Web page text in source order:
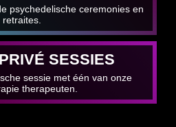
psychedelische ceremonies en
retraites.
SESSIES
sessie met één van onze
therapeuten.